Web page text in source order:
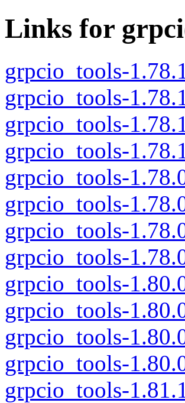
Links for
grpcio_tools-
grpcio_tools-
grpcio_tools-
grpcio_tools-
grpcio_tools-
grpcio_tools-
grpcio_tools-
grpcio_tools-
grpcio_tools-
grpcio_tools-
grpcio_tools-
grpcio_tools-
grpcio_tools-